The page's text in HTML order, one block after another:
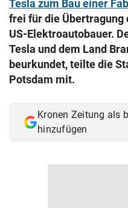
© Krone Multimedia GmbH
Muthgasse 2, 1190 Wien
Tesla zum Bau einer
frei für die Übertragung
US-Elektroautobauer.
Tesla und dem Land
beurkundet, teilte die
Potsdam mit.
Kronen Zeitung als
hinzufügen